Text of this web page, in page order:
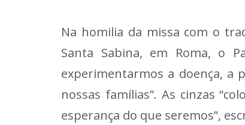
Na homilia da missa com o
Santa Sabina, em Roma, o
experimentarmos a doença, a
nossas famílias”. As cinzas
esperança do que seremos”,